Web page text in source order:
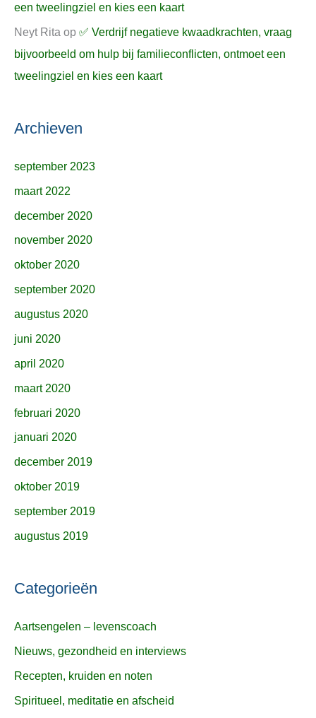
een tweelingziel en kies een kaart
Neyt Rita op ✅ Verdrijf negatieve kwaadkrachten, vraag
bijvoorbeeld om hulp bij familieconflicten, ontmoet een
tweelingziel en kies een kaart
Archieven
september 2023
maart 2022
december 2020
november 2020
oktober 2020
september 2020
augustus 2020
juni 2020
april 2020
maart 2020
februari 2020
januari 2020
december 2019
oktober 2019
september 2019
augustus 2019
Categorieën
Aartsengelen – levenscoach
Nieuws, gezondheid en interviews
Recepten, kruiden en noten
Spiritueel, meditatie en afscheid